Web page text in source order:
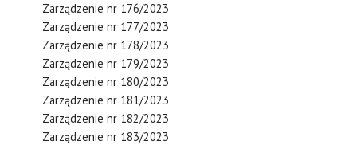
Zarządzenie nr 176/2023
Zarządzenie nr 177/2023
Zarządzenie nr 178/2023
Zarządzenie nr 179/2023
Zarządzenie nr 180/2023
Zarządzenie nr 181/2023
Zarządzenie nr 182/2023
Zarządzenie nr 183/2023